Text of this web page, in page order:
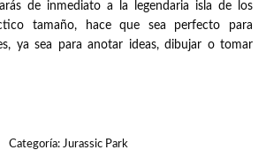
de inmediato a la legendaria isla de los
tamaño, hace que sea perfecto para
ya sea para anotar ideas, dibujar o tomar
Categoría: Jurassic Park